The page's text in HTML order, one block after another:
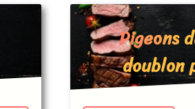
Pigeons
doublon